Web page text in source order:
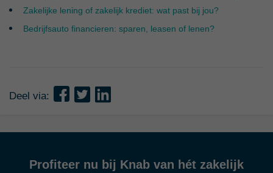
Zakelijke lening of zakelijk krediet: wat past bij jou?
Bedrijfsauto financieren: sparen, leasen of lenen?
Deel via:
Profiteer nu bij Knab van hét zakelijk